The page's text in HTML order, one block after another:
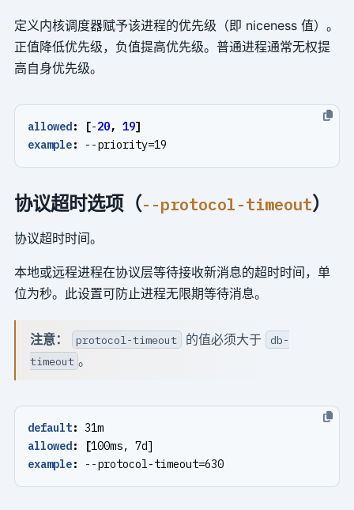
定义内核调度器赋予该进程的优先级（即 niceness 值）。
正值降低优先级，负值提高优先级。普通进程通常无权提
高自身优先级。
allowed: [-20, 19]
example: --priority=19
协议超时选项（--protocol-timeout）
协议超时时间。
本地或远程进程在协议层等待接收新消息的超时时间，单
位为秒。此设置可防止进程无限期等待消息。
注意： protocol-timeout 的值必须大于
db-
timeout 。
default:
31m
allowed: [100ms, 7d]
example: --protocol-timeout=630